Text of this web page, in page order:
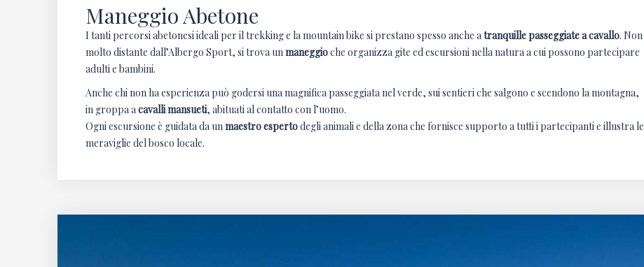
Maneggio Abetone
I tanti percorsi abetonesi ideali per il trekking e la mountain bike si prestano spesso anche a tranquille passeggiate a cavallo. Non
molto distante dall’Albergo Sport, si trova un maneggioche organizza gite ed escursioni nella natura a cui possono partecipare
adulti e bambini.
Anche chi non ha esperienza può godersi una magnifica passeggiata nel verde, sui sentieri che salgono e scendono la montagna,
in groppa a cavalli mansueti, abituati al contatto con l’uomo.
Ogni escursione è guidata da un maestro espertodegli animali e della zona che fornisce supporto a tutti i partecipanti e illustra le
meraviglie del bosco locale.